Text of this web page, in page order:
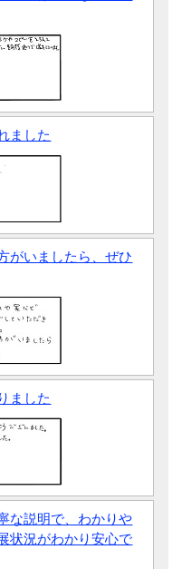
ました
がいましたら、ぜひ
ました
な説明で、わかりや
状況がわかり安心で